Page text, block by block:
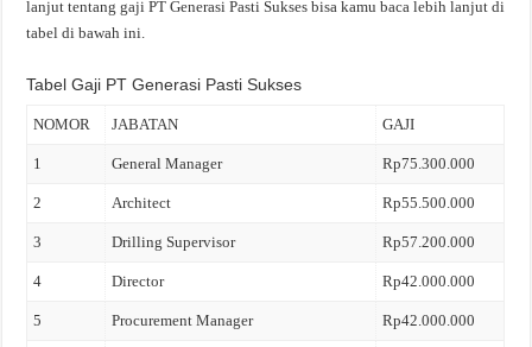
lanjut tentang gaji PT Generasi Pasti Sukses bisa kamu baca lebih lanjut di
tabel di bawah ini.
Tabel Gaji PT Generasi Pasti Sukses
NOMOR JABATAN GAJI
1 General Manager Rp75.300.000
2 Architect Rp55.500.000
3 Drilling Supervisor Rp57.200.000
4 Director Rp42.000.000
5 Procurement Manager Rp42.000.000